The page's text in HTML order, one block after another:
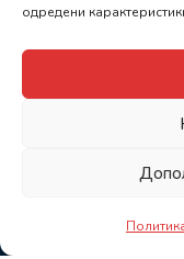
одредени